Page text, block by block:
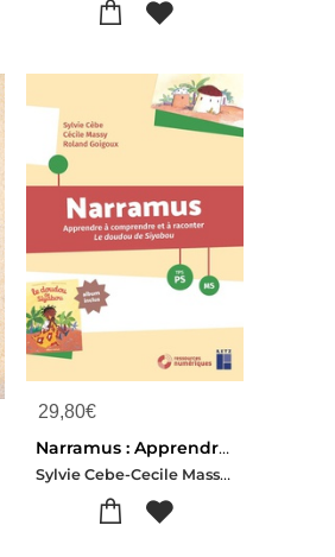
29,80€
Narramus : Apprendre A Comprendre Et A Raconter : Le Doudou De Siyabou ; Tps-ps-ms (edition 2026)
Sylvie Cebe-Cecile Massy-Roland Goigoux